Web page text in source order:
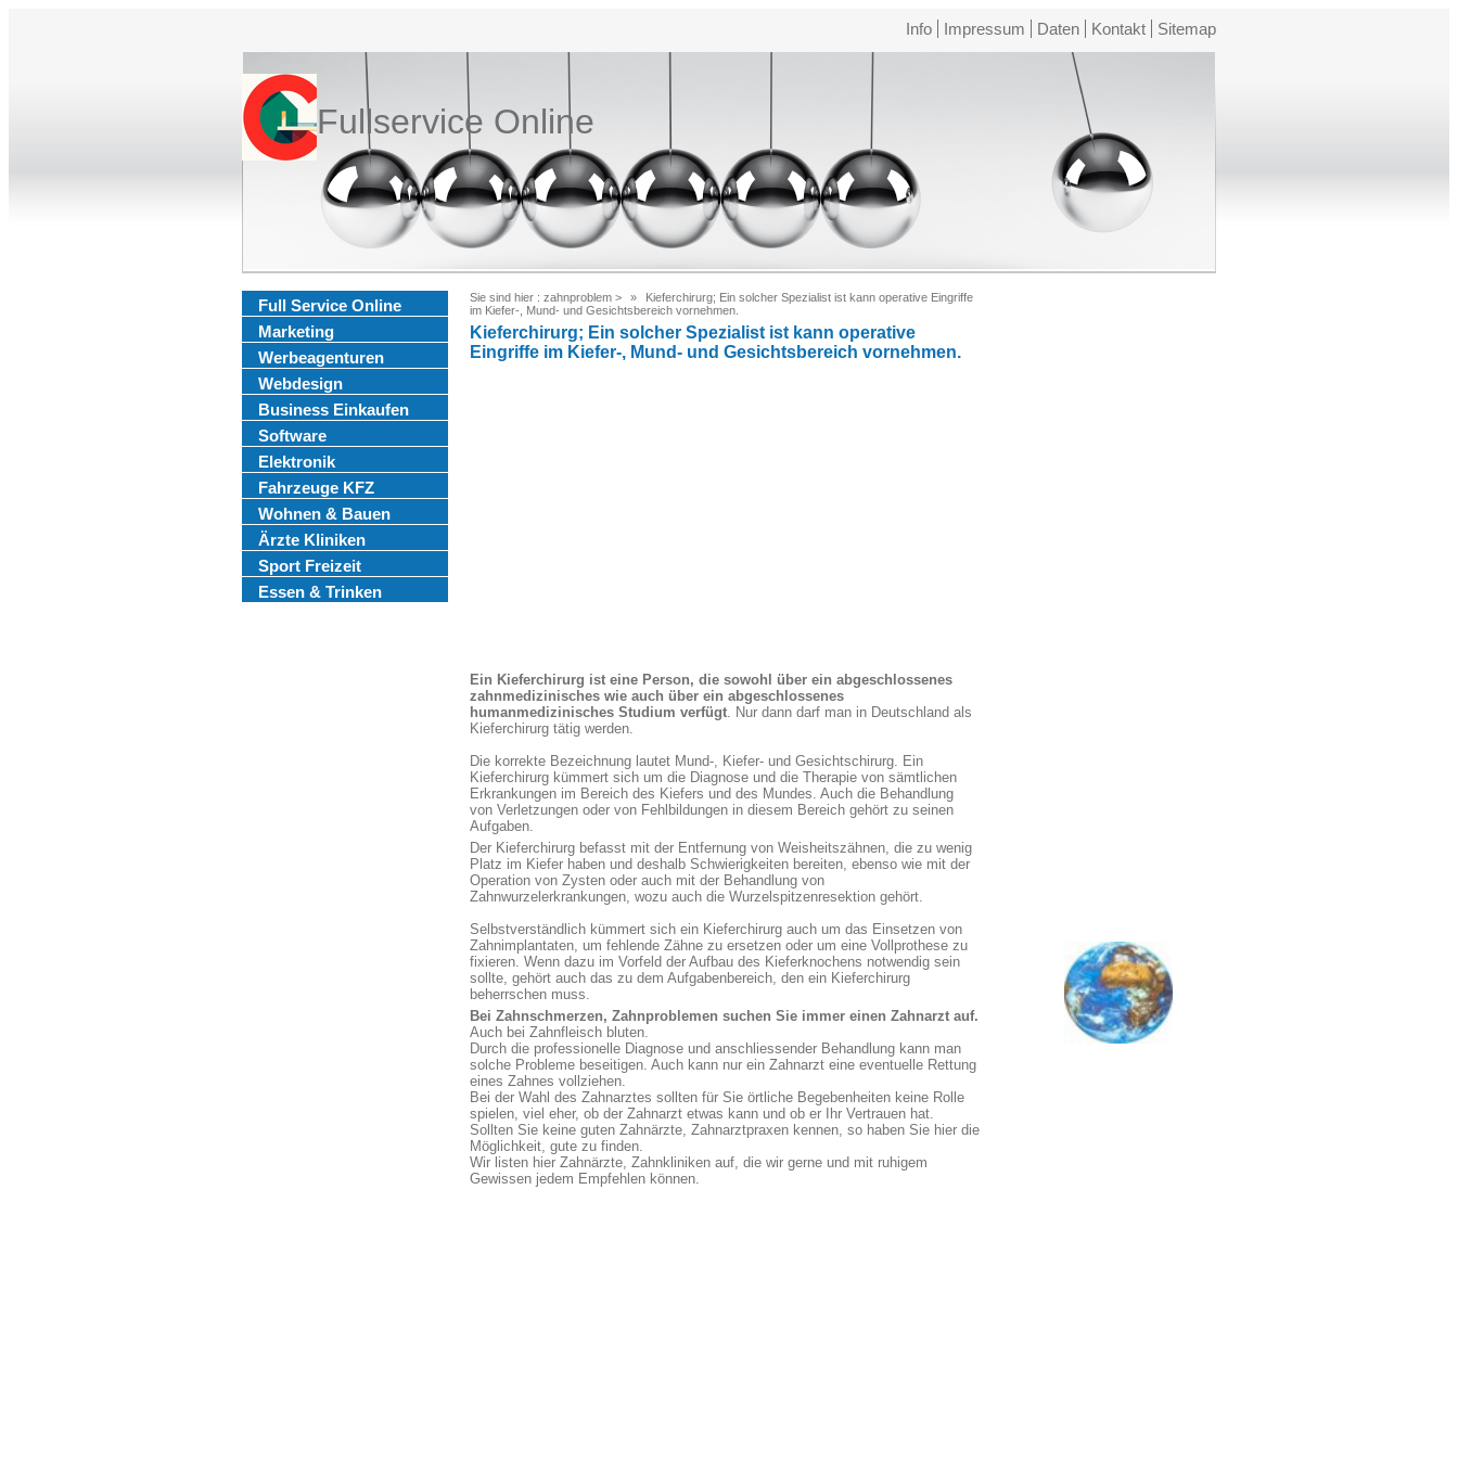
Info Impressum Daten Kontakt Sitemap
Fullservice Online
Full Service Online
Marketing
Werbeagenturen
Webdesign
Business Einkaufen
Software
Elektronik
Fahrzeuge KFZ
Wohnen & Bauen
Ärzte Kliniken
Sport Freizeit
Essen & Trinken
Sie sind hier : zahnproblem >
Kieferchirurg; Ein solcher Spezialist ist kann operative Eingriffe
im Kiefer-, Mund- und Gesichtsbereich vornehmen.
Kieferchirurg; Ein solcher Spezialist ist kann operative
Eingriffe im Kiefer-, Mund- und Gesichtsbereich vornehmen.
Ein Kieferchirurg ist eine Person, die sowohl über ein abgeschlossenes
zahnmedizinisches wie auch über ein abgeschlossenes
humanmedizinisches Studium verfügt. Nur dann darf man in Deutschland als
Kieferchirurg tätig werden.
Die korrekte Bezeichnung lautet Mund-, Kiefer- und Gesichtschirurg. Ein
Kieferchirurg kümmert sich um die Diagnose und die Therapie von sämtlichen
Erkrankungen im Bereich des Kiefers und des Mundes. Auch die Behandlung
von Verletzungen oder von Fehlbildungen in diesem Bereich gehört zu seinen
Aufgaben.
Der Kieferchirurg befasst mit der Entfernung von Weisheitszähnen, die zu wenig
Platz im Kiefer haben und deshalb Schwierigkeiten bereiten, ebenso wie mit der
Operation von Zysten oder auch mit der Behandlung von
Zahnwurzelerkrankungen, wozu auch die Wurzelspitzenresektion gehört.
Selbstverständlich kümmert sich ein Kieferchirurg auch um das Einsetzen von
Zahnimplantaten, um fehlende Zähne zu ersetzen oder um eine Vollprothese zu
fixieren. Wenn dazu im Vorfeld der Aufbau des Kieferknochens notwendig sein
sollte, gehört auch das zu dem Aufgabenbereich, den ein Kieferchirurg
beherrschen muss.
Bei Zahnschmerzen, Zahnproblemen suchen Sie immer einen Zahnarzt auf.
Auch bei Zahnfleisch bluten.
Durch die professionelle Diagnose und anschliessender Behandlung kann man
solche Probleme beseitigen. Auch kann nur ein Zahnarzt eine eventuelle Rettung
eines Zahnes vollziehen.
Bei der Wahl des Zahnarztes sollten für Sie örtliche Begebenheiten keine Rolle
spielen, viel eher, ob der Zahnarzt etwas kann und ob er Ihr Vertrauen hat.
Sollten Sie keine guten Zahnärzte, Zahnarztpraxen kennen, so haben Sie hier die
Möglichkeit, gute zu finden.
Wir listen hier Zahnärzte, Zahnkliniken auf, die wir gerne und mit ruhigem
Gewissen jedem Empfehlen können.